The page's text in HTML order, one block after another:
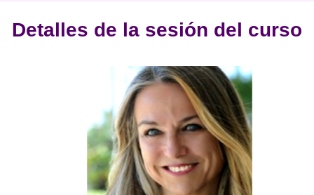
Detalles de la sesión del curso